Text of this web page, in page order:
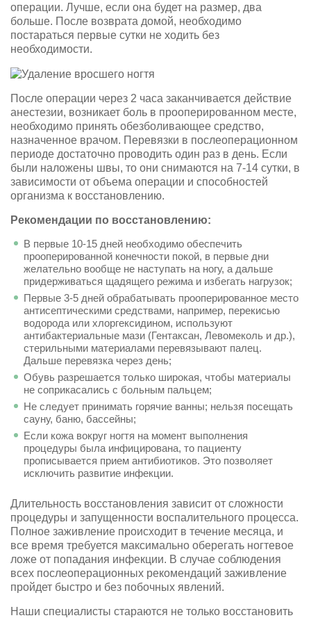
операции. Лучше, если она будет на размер, два
больше. После возврата домой, необходимо
постараться первые сутки не ходить без
необходимости.
После операции через 2 часа заканчивается действие
анестезии, возникает боль в прооперированном месте,
необходимо принять обезболивающее средство,
назначенное врачом. Перевязки в послеоперационном
периоде достаточно проводить один раз в день. Если
были наложены швы, то они снимаются на 7-14 сутки, в
зависимости от объема операции и способностей
организма к восстановлению.
Рекомендации по восстановлению:
В первые 10-15 дней необходимо обеспечить
прооперированной конечности покой, в первые дни
желательно вообще не наступать на ногу, а дальше
придерживаться щадящего режима и избегать нагрузок;
Первые 3-5 дней обрабатывать прооперированное место
антисептическими средствами, например, перекисью
водорода или хлоргексидином, используют
антибактериальные мази (Гентаксан, Левомеколь и др.),
стерильными материалами перевязывают палец.
Дальше перевязка через день;
Обувь разрешается только широкая, чтобы материалы
не соприкасались с больным пальцем;
Не следует принимать горячие ванны; нельзя посещать
сауну, баню, бассейны;
Если кожа вокруг ногтя на момент выполнения
процедуры была инфицирована, то пациенту
прописывается прием антибиотиков. Это позволяет
исключить развитие инфекции.
Длительность восстановления зависит от сложности
процедуры и запущенности воспалительного процесса.
Полное заживление происходит в течение месяца, и
все время требуется максимально оберегать ногтевое
ложе от попадания инфекции. В случае соблюдения
всех послеоперационных рекомендаций заживление
пройдет быстро и без побочных явлений.
Наши специалисты стараются не только восстановить